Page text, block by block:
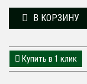
В КОРЗИНУ
Купить в 1 клик